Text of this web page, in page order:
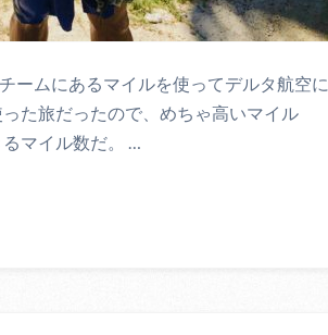
ームにあるマイルを使ってデルタ航空に
た旅だったので、めちゃ高いマイル
マイル数だ。 …